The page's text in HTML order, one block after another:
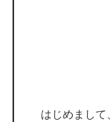
はじめまして